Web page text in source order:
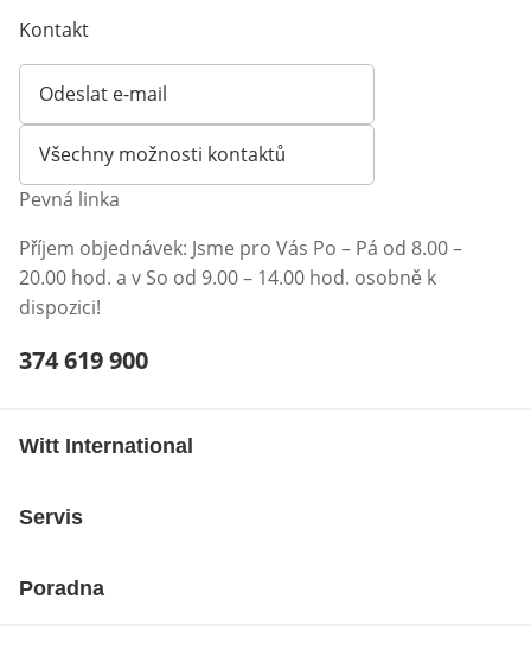
Kontakt
Odeslat e-mail
Otevírá e-mailového klienta
Všechny možnosti kontaktů
Pevná linka
Příjem objednávek: Jsme pro Vás Po – Pá od 8.00 –
20.00 hod. a v So od 9.00 – 14.00 hod. osobně k
dispozici!
Telefonní číslo:
374 619 900
Witt International
Servis
Poradna